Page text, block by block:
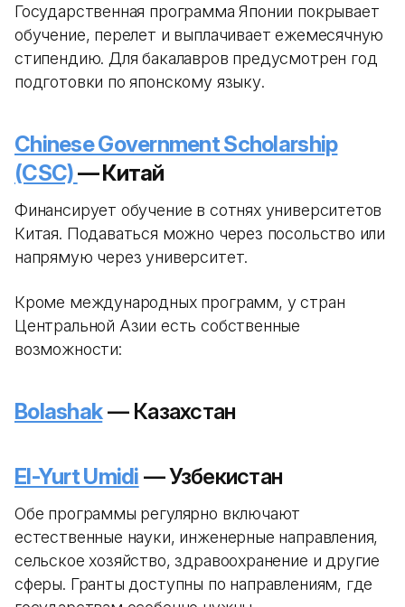
Государственная программа Японии покрывает
обучение, перелет и выплачивает ежемесячную
стипендию. Для бакалавров предусмотрен год
подготовки по японскому языку.
Chinese Government Scholarship
(CSC)— Китай
Финансирует обучение в сотнях университетов
Китая. Подаваться можно через посольство или
напрямую через университет.
Кроме международных программ, у стран
Центральной Азии есть собственные
возможности:
Bolashak— Казахстан
El-Yurt Umidi — Узбекистан
Обе программы регулярно включают
естественные науки, инженерные направления,
сельское хозяйство, здравоохранение и другие
сферы. Гранты доступны по направлениям, где